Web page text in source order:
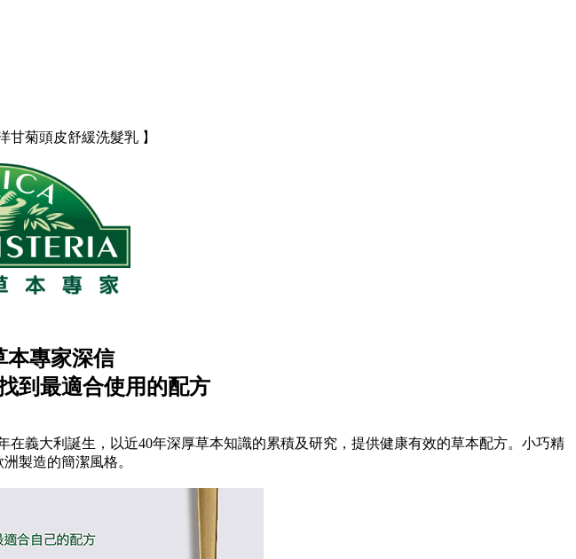
甘菊頭皮舒緩洗髮乳 】
本專家深信
到最適合使用的配方
在義大利誕生，以近40年深厚草本知識的累積及研究，提供健康有效的草本配方。小巧精
製造的簡潔風格。